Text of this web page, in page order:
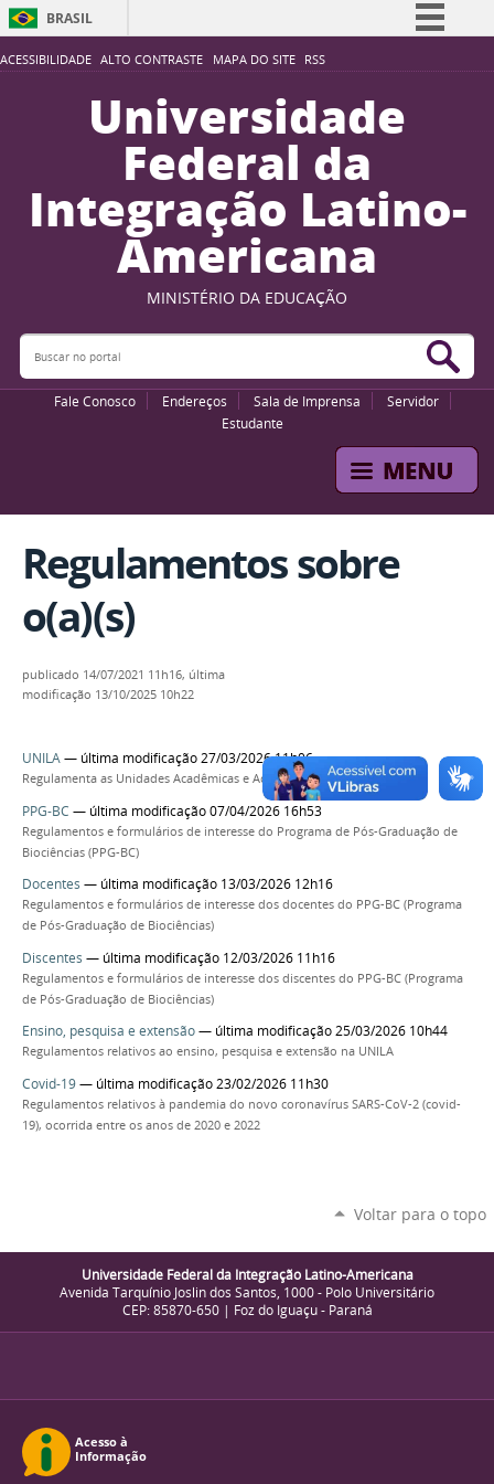
ACESSIBILIDADE ALTO CONTRASTE MAPA DO SITE RSS
BRASIL
Simplifique!
Participe
Acesso à informação
Legislação
Canais
Universidade
Federal da
Integração Latino-
Americana
MINISTÉRIO DA EDUCAÇÃO
Buscar no portal
Fale Conosco Endereços Sala de Imprensa
Servidor
Estudante
Regulamentos sobre
o(a)(s)
publicado 14/07/2021 11h16, última
modificação 13/10/2025 10h22
UNILA— última modificação 27/03/2026 11h06
Regulamenta as Unidades Acadêmicas e Administrativas da UNILA
PPG-BC — última modificação 07/04/2026 16h53
Regulamentos e formulários de interesse do Programa de Pós-Graduação de
Biociências (PPG-BC)
Docentes — última modificação 13/03/2026 12h16
Regulamentos e formulários de interesse dos docentes do PPG-BC (Programa
de Pós-Graduação de Biociências)
Discentes — última modificação 12/03/2026 11h16
Regulamentos e formulários de interesse dos discentes do PPG-BC (Programa
de Pós-Graduação de Biociências)
Ensino, pesquisa e extensão— última modificação 25/03/2026 10h44
Regulamentos relativos ao ensino, pesquisa e extensão na UNILA
Covid-19— última modificação 23/02/2026 11h30
Regulamentos relativos à pandemia do novo coronavírus SARS-CoV-2 (covid-
19), ocorrida entre os anos de 2020 e 2022
Voltar para o topo
Universidade Federal da Integração Latino-Americana
Avenida Tarquínio Joslin dos Santos, 1000 - Polo Universitário
CEP: 85870-650 | Foz do Iguaçu - Paraná